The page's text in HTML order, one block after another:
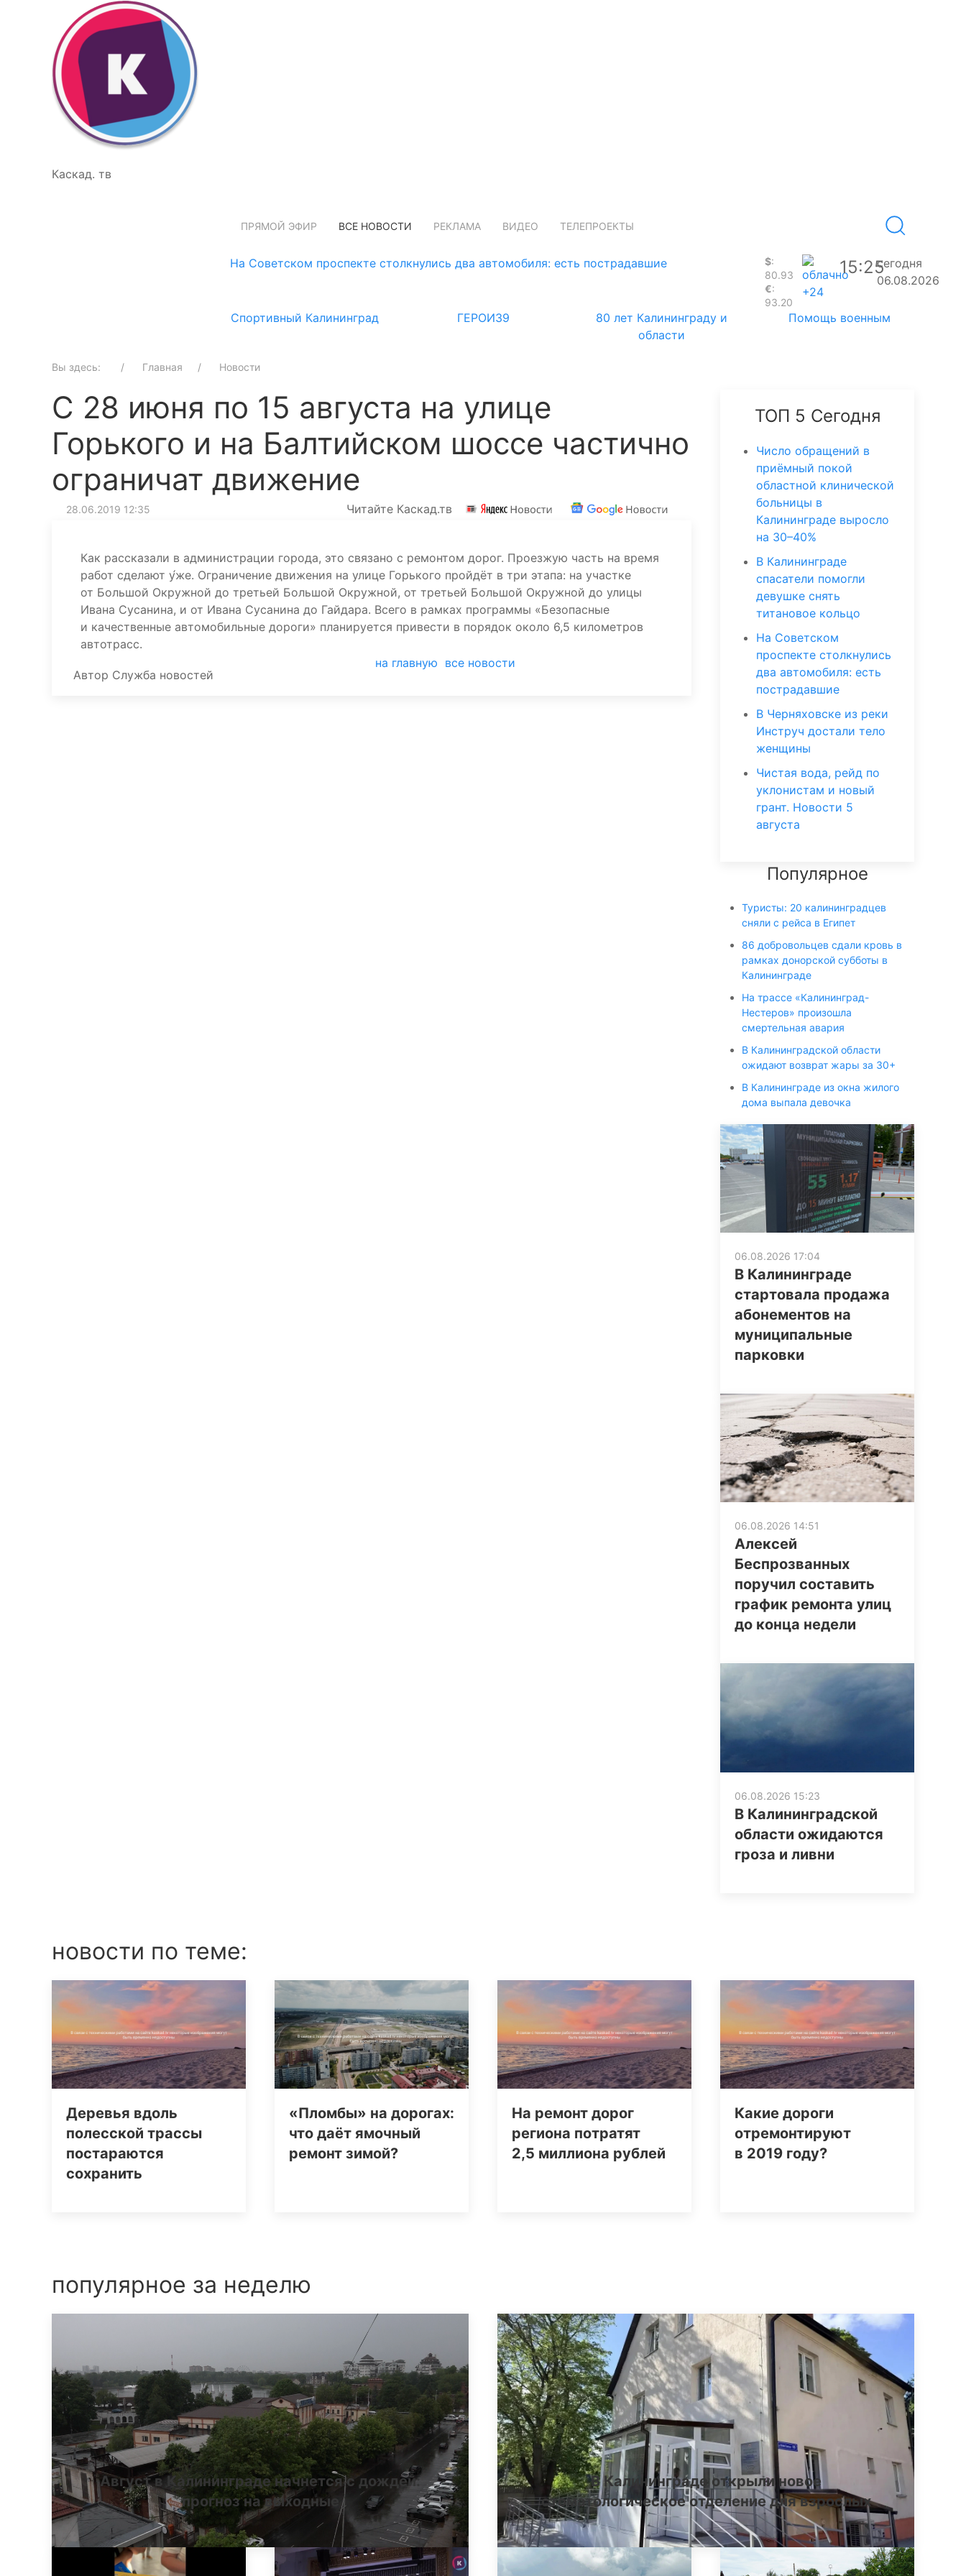
Каскад. тв
ПРЯМОЙ ЭФИР ВСЕ НОВОСТИ РЕКЛАМА ВИДЕО ТЕЛЕПРОЕКТЫ
На Советском проспекте столкнулись два автомобиля: есть пострадавшие $:
80.93
€:
93.20
+24
15:25сегодня
06.08.2026
Спортивный Калининград ГЕРОИ39
80 лет Калининграду и
области
Помощь военным
Вы здесь: Главная Новости
С 28 июня по 15 августа на улице
Горького и на Балтийском шоссе частично
ограничат движение
28.06.2019 12:35 Читайте Каскад.тв
Как рассказали в администрации города, это связано с ремонтом дорог. Проезжую часть на время
работ сделают у́же. Ограничение движения на улице Горького пройдёт в три этапа: на участке
от Большой Окружной до третьей Большой Окружной, от третьей Большой Окружной до улицы
Ивана Сусанина, и от Ивана Сусанина до Гайдара. Всего в рамках программы «Безопасные
и качественные автомобильные дороги» планируется привести в порядок около 6,5 километров
автотрасс.
Автор Служба новостей
на главную все новости
ТОП 5 Сегодня
Число обращений в
приёмный покой
областной клинической
больницы в
Калининграде выросло
на 30–40%
В Калининграде
спасатели помогли
девушке снять
титановое кольцо
На Советском
проспекте столкнулись
два автомобиля: есть
пострадавшие
В Черняховске из реки
Инструч достали тело
женщины
Чистая вода, рейд по
уклонистам и новый
грант. Новости 5
августа
Популярное
Туристы: 20 калининградцев
сняли с рейса в Египет
86 добровольцев сдали кровь в
рамках донорской субботы в
Калининграде
На трассе «Калининград-
Нестеров» произошла
смертельная авария
В Калининградской области
ожидают возврат жары за 30+
В Калининграде из окна жилого
дома выпала девочка
06.08.2026 17:04
В Калининграде
стартовала продажа
абонементов на
муниципальные
парковки
06.08.2026 14:51
Алексей
Беспрозванных
поручил составить
график ремонта улиц
до конца недели
06.08.2026 15:23
В Калининградской
области ожидаются
гроза и ливни
новости по теме:
Деревья вдоль
полесской трассы
постараются
сохранить
«Пломбы» на дорогах:
что даёт ямочный
ремонт зимой?
На ремонт дорог
региона потратят
2,5 миллиона рублей
Какие дороги
отремонтируют
в 2019 году?
популярное за неделю
Август в Калининграде начнется с дождей:
прогноз на выходные
В Калининграде открыли новое
стоматологическое отделение для взрослых